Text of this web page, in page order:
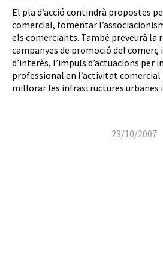
El pla d’acció contindrà propostes
comercial, fomentar
els comerciants. També preveurà la
campanyes de promoció del comerç
d’interès, l’impuls d’actuacions per
professional en l’activitat comercial
millorar les infrastructures urbanes i
23/10/2007